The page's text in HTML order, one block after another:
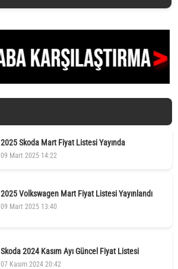
2025 Skoda Mart Fiyat Listesi Yayında
09 Mart 2025 14:22
2025 Volkswagen Mart Fiyat Listesi Yayınlandı
09 Mart 2025 13:40
Skoda 2024 Kasım Ayı Güncel Fiyat Listesi
07 Kasım 2024 20:42